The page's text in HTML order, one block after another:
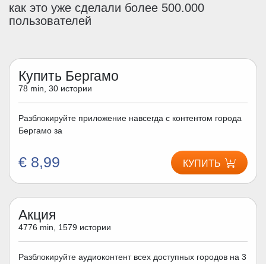
как это уже сделали более 500.000
пользователей
Купить Бергамо
78 min, 30 истории
Разблокируйте приложение навсегда с контентом города
Бергамо за
€ 8,99 КУПИТЬ
Акция
4776 min, 1579 истории
Разблокируйте аудиоконтент всех доступных городов на 3